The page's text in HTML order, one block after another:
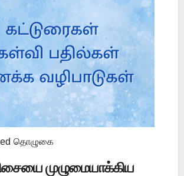
தொழுகை
முழுமையாக்கிய